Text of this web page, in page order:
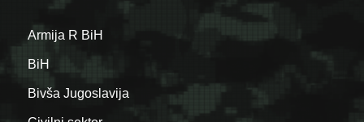
Armija R BiH
BiH
Bivša Jugoslavija